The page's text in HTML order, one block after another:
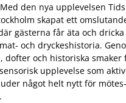
Med den nya upplevelsen
skapat ett
gästerna får äta och dricka
och dryckeshistoria.
dofter och historiska smaker
upplevelse som
något helt nytt för